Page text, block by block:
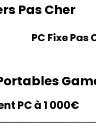
Pas Cher
PC Fixe Pas
PC à 1 000€